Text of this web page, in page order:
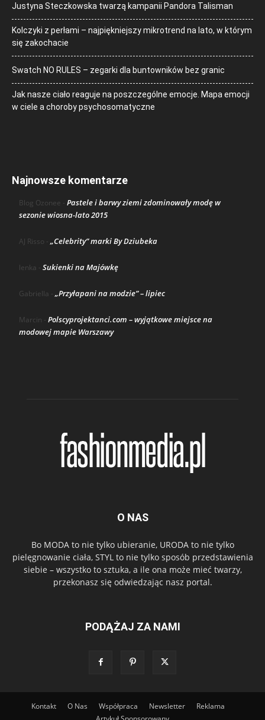
Justyna Steczkowska twarzą kampanii Pandora Talisman
Kolczyki z perłami – najpiękniejszy mikrotrend na lato, w którym
się zakochacie
Swatch NO RULES – zegarki dla buntowników bez granic
Jak nasze ciało reaguje na poszczególne emocje. Mapa emocji
w ciele a choroby psychosomatyczne
Najnowsze komentarze
Blog Ozonee - Pastele i barwy ziemi zdominowały modę w
sezonie wiosna-lato 2015
AJ Risso - „Celebrity” marki By Dziubeka
lenka - Sukienki na Majówkę
Gabriella - „Przyłapani na modzie” – lipiec
Marcin - Polscyprojektanci.com – wyjątkowe miejsce na
modowej mapie Warszawy
O NAS
Bo MODA to nie tylko ubieranie, URODA to nie tylko
pielęgnowanie ciała, STYL to nie tylko sposób przedstawienia
siebie – wszystko to sztuka, a ile ona może mieć twarzy,
przekonasz się odwiedzając nasz portal.
PODĄŻAJ ZA NAMI
Kontakt O Nas Współpraca Newsletter
Reklama